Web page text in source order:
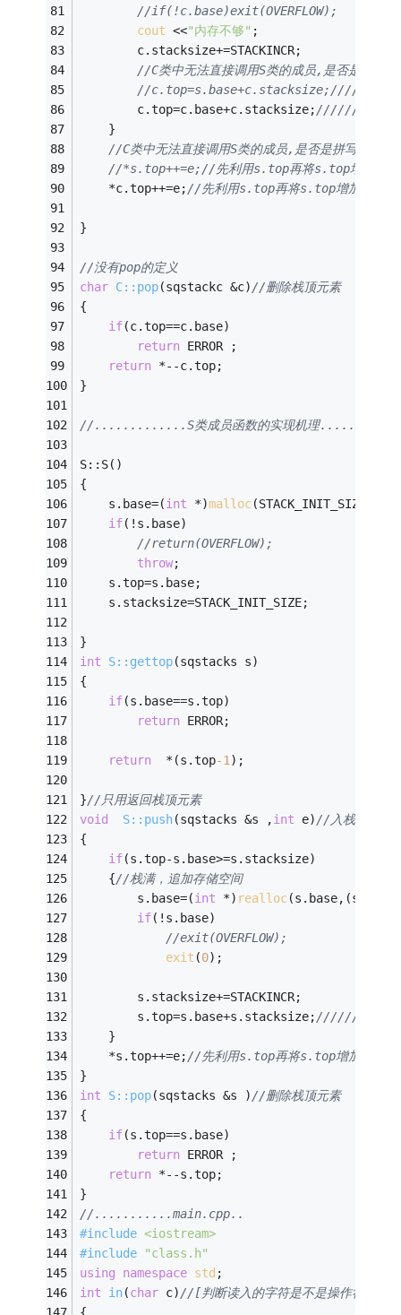
//if(!c.base)exit(OVERFLOW);
cout <<"内存不够" ;
		c.stacksize+=STACKINCR;
//C类中无法直接调用S类的成员,是否是拼写错
//c.top=s.base+c.stacksize;////////
		c.top=c.base+c.stacksize;
////////
	}
//C类中无法直接调用S类的成员,是否是拼写错误
//*s.top++=e;//先利用s.top再将s.top增加一
    *c.top++=e;
//先利用s.top再将s.top增加一
}
//没有pop的定义
char C::pop(sqstackc &c)//删除栈顶元素
{
if(c.top==c.base)
return ERROR ;
return *--c.top;
}
//.............S类成员函数的实现机理
S::S()
{
	s.base=(
int *)malloc(STACK_INIT_SIZE*
if(!s.base)
//return(OVERFLOW);
throw;
    s.top=s.base;
    s.stacksize=STACK_INIT_SIZE;
}
int
S::gettop(sqstacks s)
{
if(s.base==s.top)
return ERROR;
return
  *(s.top
-1);
}//只用返回栈顶元素
void
S::push(sqstacks &s ,int e)//入栈
{
if(s.top-s.base>=s.stacksize)
	{
//栈满，追加存储空间
		s.base=(
int *) realloc
if(!s.base)
//exit(OVERFLOW);
exit (0);
		s.stacksize+=STACKINCR;
		s.top=s.base+s.stacksize;
////////
	}
	*s.top++=e;
//先利用s.top再将s.top增加一
}
int
S::pop(sqstacks &s )//删除栈顶元素
{
if(s.top==s.base)
return ERROR ;
return *--s.top;
}
//...........main.cpp..
#include <iostream>
#include
"class.h"
using
namespace std ;
int
in(char c)//[判断读入的字符是不是操作符，要